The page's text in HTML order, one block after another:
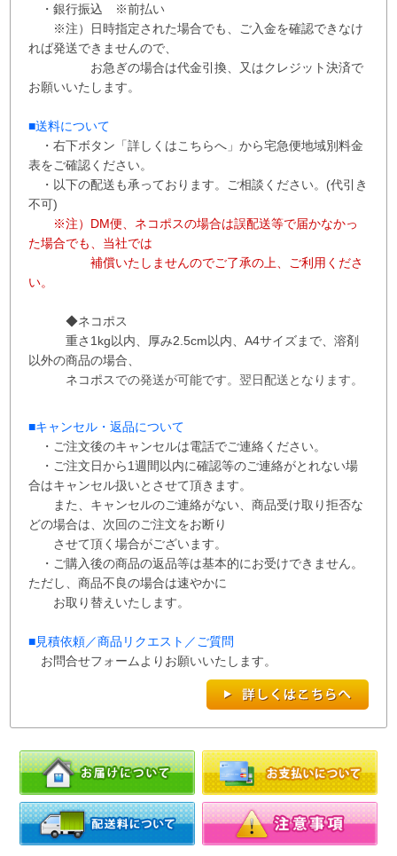
・銀行振込 ※前払い
※注）日時指定された場合でも、ご入金を確認できなけ
れば発送できませんので、
お急ぎの場合は代金引換、又はクレジット決済で
お願いいたします。
■送料について
・右下ボタン 「詳しくはこちらへ」から宅急便地域別料金
表をご確認ください。
・以下の配送も承っております。ご相談ください。(代引き
不可)
※注）DM便、ネコポスの場合は誤配送等で届かなかっ
た場合でも、当社では
補償いたしませんのでご了承の上、ご利用くださ
い。
◆ネコポス
重さ1kg以内、
厚み2.5cm以内、A4サイズまで、溶剤
以外の商品の場合、
ネコポスでの発送が可能です。 翌日配送となります。
■キャンセル・返品について
・ご注文後のキャンセルは電話でご連絡ください。
・ご注文日から1週間以内に確認等のご連絡がとれない場
合はキャンセル扱いとさせて頂き ます。
また、 キャンセルのご連絡がない、商品受け取り拒否な
どの場合は、次回のご注文をお断り
させて頂く場合がございます。
・ご購入後の商品の返品等は基本的にお受けできません。
ただし、商品不良の場合は速やかに
お取り替えいたします。
■見積依頼／商品リクエスト／ご質問
お問合せフォームよりお願いいたします。